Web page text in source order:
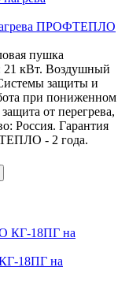
ПРОФТЕПЛО
пушка
21 кВт. Воздушный
защиты и
при пониженном
от перегрева,
Россия. Гарантия
- 2 года.
18ПГ на